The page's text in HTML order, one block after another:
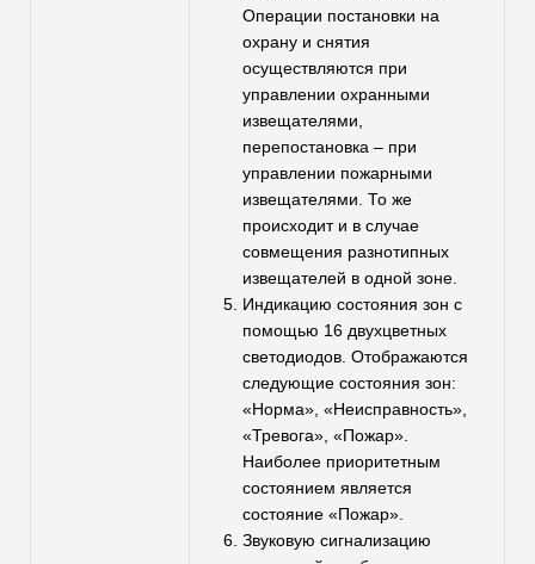
Операции постановки на
охрану и снятия
осуществляются при
управлении охранными
извещателями,
перепостановка – при
управлении пожарными
извещателями. То же
происходит и в случае
совмещения разнотипных
извещателей в одной зоне.
Индикацию состояния зон с
помощью 16 двухцветных
светодиодов. Отображаются
следующие состояния зон:
«Норма», «Неисправность»,
«Тревога», «Пожар».
Наиболее приоритетным
состоянием является
состояние «Пожар».
Звуковую сигнализацию